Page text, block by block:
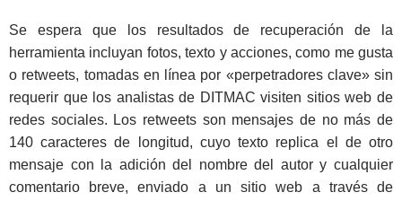
Se espera que los resultados de recuperación de la
herramienta incluyan fotos, texto y acciones, como me gusta
o retweets, tomadas en línea por «perpetradores clave» sin
requerir que los analistas de DITMAC visiten sitios web de
redes sociales. Los retweets son mensajes de no más de
140 caracteres de longitud, cuyo texto replica el de otro
mensaje con la adición del nombre del autor y cualquier
comentario breve, enviado a un sitio web a través de